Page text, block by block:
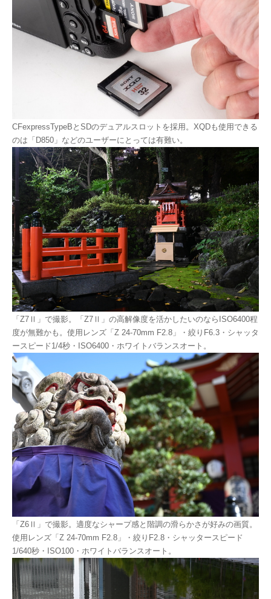
CFexpressTypeBとSDのデュアルスロットを採用。XQDも使用できる
のは「D850」などのユーザーにとっては有難い。
「Z7Ⅱ」で撮影。「Z7Ⅱ」の高解像度を活かしたいのならISO6400程
度が無難かも。使用レンズ「Z 24-70mm F2.8」・絞りF6.3・シャッタ
ースピード1/4秒・ISO6400・ホワイトバランスオート。
「Z6Ⅱ」で撮影。適度なシャープ感と階調の滑らかさが好みの画質。
使用レンズ「Z 24-70mm F2.8」・絞りF2.8・シャッタースピード
1/640秒・ISO100・ホワイトバランスオート。